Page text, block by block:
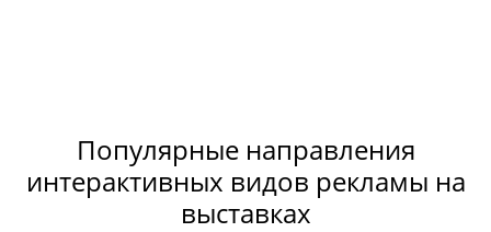
Популярные направления
интерактивных видов рекламы на
выставках